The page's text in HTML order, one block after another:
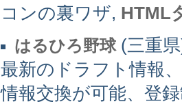
コンの裏ワザ, HTML
はるひろ野球(三重
最新のドラフト情報
情報交換が可能、登